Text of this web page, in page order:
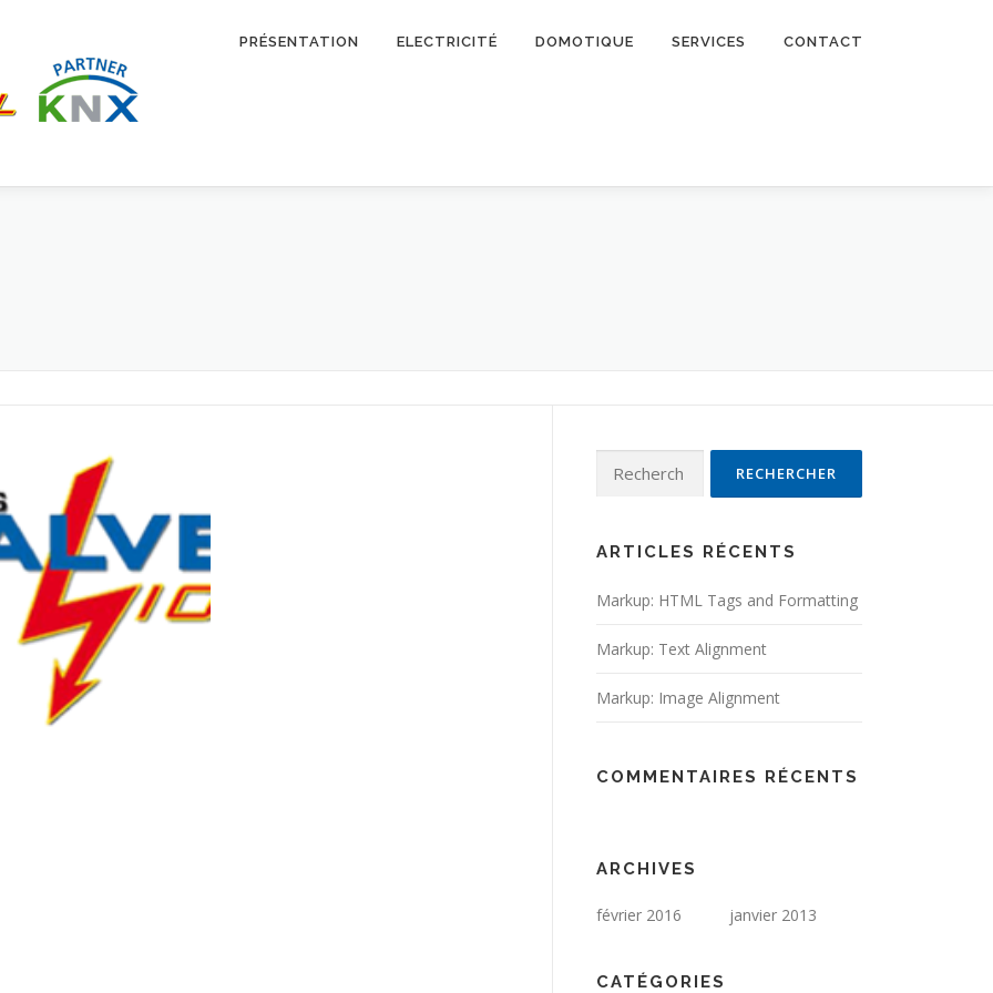
PRÉSENTATION ELECTRICITÉ DOMOTIQUE SERVICES CONTACT
ARTICLES RÉCENTS
Markup: HTML Tags and Formatting
Markup: Text Alignment
Markup: Image Alignment
COMMENTAIRES RÉCENTS
ARCHIVES
février 2016 janvier 2013
CATÉGORIES